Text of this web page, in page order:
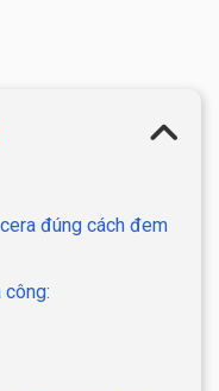
đúng cách đem
công: